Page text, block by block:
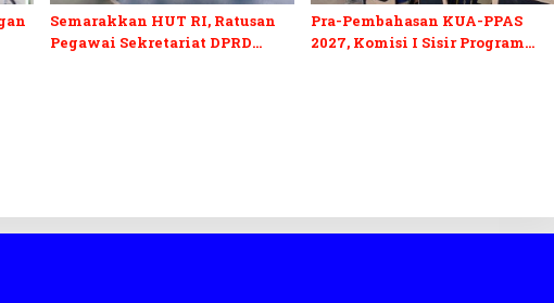
Semarakkan HUT RI, Ratusan
Pegawai Sekretariat DPRD
Pra-Pembahasan KUA-PPAS
2027, Komisi I Sisir Program